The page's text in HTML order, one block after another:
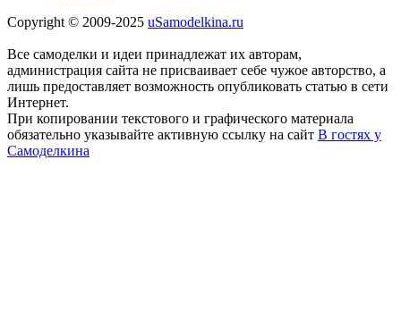
Copyright © 2009-2025 uSamodelkina.ru
Все самоделки и идеи принадлежат их авторам,
администрация сайта не присваивает себе чужое авторство, а
лишь предоставляет возможность опубликовать статью в сети
Интернет.
При копировании текстового и графического материала
обязательно указывайте активную ссылку на сайт В гостях у
Самоделкина